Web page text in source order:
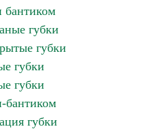
бантиком
губки
губки
губки
губки
бантиком
губки